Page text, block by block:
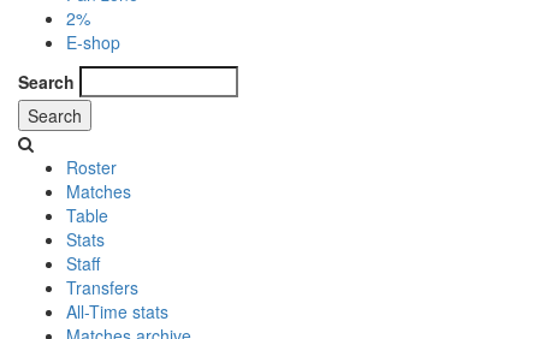
2%
E-shop
Search
Roster
Matches
Table
Stats
Staff
Transfers
All-Time stats